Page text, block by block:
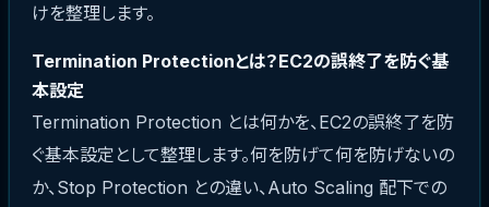
けを整理します。
Termination Protectionとは？EC2の誤終了を防ぐ基
本設定
Termination Protection とは何かを、EC2の誤終了を防
ぐ基本設定として整理します。何を防げて何を防げないの
か、Stop Protection との違い、Auto Scaling 配下での